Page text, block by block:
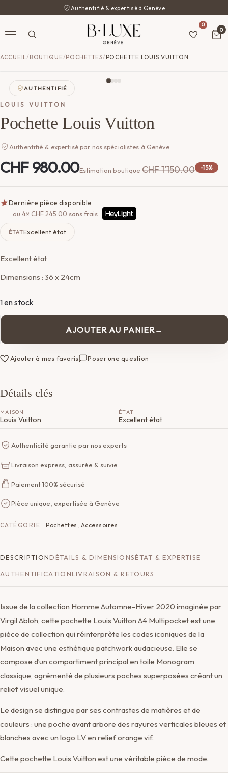
Authentifié & expertisé à Genève
0
0
ACCUEIL/ BOUTIQUE/POCHETTES/POCHETTE LOUIS VUITTON
AUTHENTIFIÉ
LOUIS VUITTON
Pochette Louis Vuitton
Authentifié & expertisé par nos spécialistes à Genève
CHF980.00Estimation boutique CHF1'150.00 -15%
Dernière pièce disponible
ou 4× CHF245.00 sans frais
ÉTATExcellent état
Excellent état
Dimensions : 36 x 24cm
1 en stock
de
Pochette
Louis
AJOUTER AU PANIER
Ajouter à mes favoris Poser une question
Détails clés
MAISON
Louis Vuitton
ÉTAT
Excellent état
Authenticité garantie par nos experts
Livraison express, assurée & suivie
Paiement 100% sécurisé
Pièce unique, expertisée à Genève
CATÉGORIE Pochettes , Accessoires
DESCRIPTIONDÉTAILS & DIMENSIONSÉTAT & EXPERTISE
AUTHENTIFICATIONLIVRAISON & RETOURS
Issue de la collection Homme Automne-Hiver 2020 imaginée par
Virgil Abloh, cette pochette Louis Vuitton A4 Multipocket est une
pièce de collection qui réinterprète les codes iconiques de la
Maison avec une esthétique patchwork audacieuse. Elle se
compose d’un compartiment principal en toile Monogram
classique, agrémenté de plusieurs poches superposées créant un
relief visuel unique.
Le design se distingue par ses contrastes de matières et de
couleurs : une poche avant arbore des rayures verticales bleues et
blanches avec un logo LV en relief orange vif.
Cette pochette Louis Vuitton est une véritable pièce de mode.